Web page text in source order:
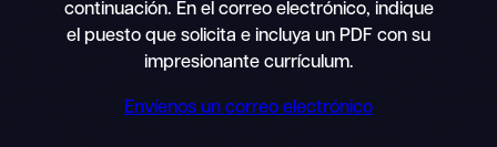
continuación. En el correo electrónico, indique
el puesto que solicita e incluya un PDF con su
impresionante currículum.
Envíenos un correo electrónico